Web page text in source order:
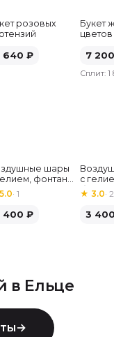
розовых
640 ₽
Букет
7 200
Сплит: 1
шары
фонтан,
розовые, 7
5.0·1
400 ₽
с
бело-
★ 3.0· 2
3
в Ельце
→